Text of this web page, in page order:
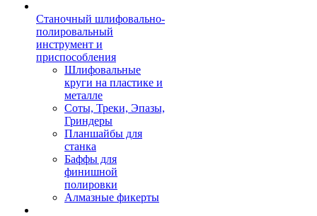
Станочный шлифовально-
полировальный
инструмент и
приспособления
Шлифовальные
круги на пластике и
металле
Соты, Треки, Эпазы,
Гриндеры
Планшайбы для
станка
Баффы для
финишной
полировки
Алмазные фикерты